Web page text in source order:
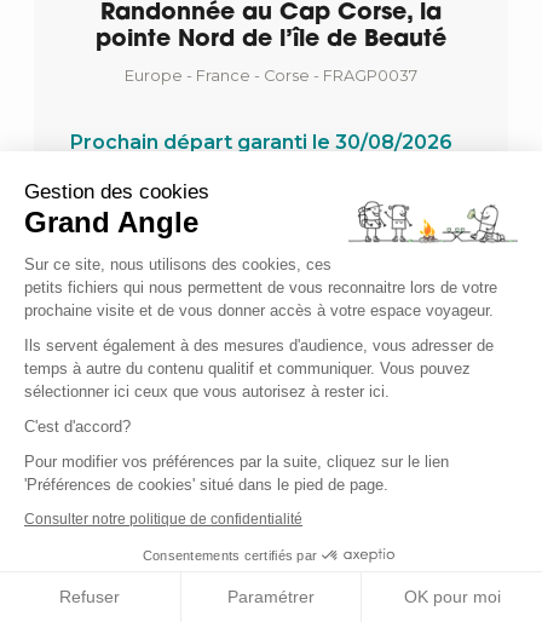
Gestion des cookies
Grand Angle
Sur ce site, nous utilisons des cookies, ces
petits fichiers qui nous permettent de vous reconnaitre lors de votre
prochaine visite et de vous donner accès à votre espace voyageur.
Ils servent également à des mesures d'audience, vous adresser de
temps à autre du contenu qualitif et communiquer. Vous pouvez
sélectionner ici ceux que vous autorisez à rester ici.
C'est d'accord?
Pour modifier vos préférences par la suite, cliquez sur le lien
'Préférences de cookies' situé dans le pied de page.
Consulter notre politique de confidentialité
Consentements certifiés par
Refuser Paramétrer OK pour moi
Randonnée au Cap Corse, la
pointe Nord de l’île de Beauté
Europe - France - Corse - FRAGP0037
Prochain départ garanti le 30/08/2026
Niveau
Voyage de 6 jours
à partir de 1 230,00 €
(1 avis)